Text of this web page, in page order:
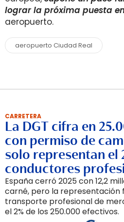
lograr la próxima puesta
aeropuerto.
aeropuerto Ciudad Real
CARRETERA
La DGT cifra en
con permiso de
solo representan el
conductores
España cerró 2025 con 12,2
carné, pero la representación
transporte profesional de
el 2% de los 250.000 efectivos.